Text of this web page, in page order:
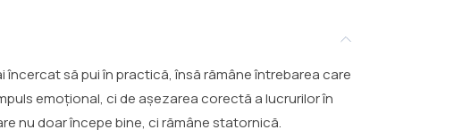
să pui în practică, însă rămâne întrebarea care
emoțional, ci de așezarea corectă a lucrurilor în
nu doar începe bine, ci rămâne statornică.